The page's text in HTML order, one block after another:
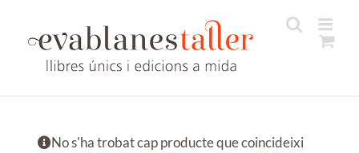
content
No s'ha trobat cap producte que coincideixi